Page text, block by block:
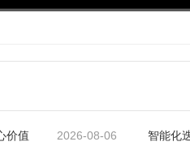
价值 2026-08-06